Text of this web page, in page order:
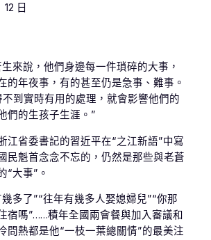
日
來說，他們身邊每一件瑣碎的大事，
的年夜事，有的甚至仍是急事、難事。
不到實時有用的處理，就會影響他們的
們的生孩子生涯。”
江省委書記的習近平在“之江新語”中寫
民魁首念念不忘的，仍然是那些與老蒼
“大事”。
多了”“往年有幾多人娶媳婦兒”“你那
宿嗎”……積年全國兩會餐與加入審議和
問熱都是他“一枝一葉總關情”的最美注